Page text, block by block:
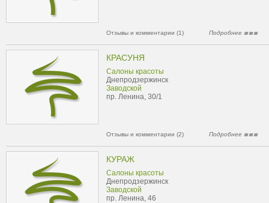
Отзывы и комментарии (1) Подробнее
КРАСУНЯ
Салоны красоты
Днепродзержинск
Заводской
пр. Ленина, 30/1
Отзывы и комментарии (2) Подробнее
КУРАЖ
Салоны красоты
Днепродзержинск
Заводской
пр. Ленина, 46